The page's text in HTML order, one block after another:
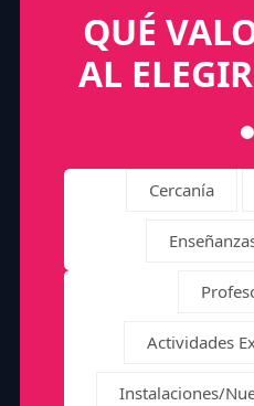
QUÉ
AL
Cercanía
Actividades
Instalaciones/